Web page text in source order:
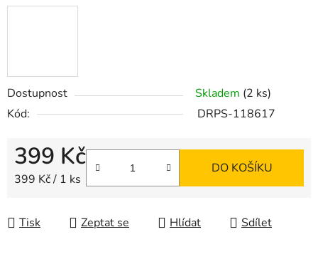
Dostupnost Skladem (2 ks)
Kód:
DRPS-118617
399 Kč
Měrná cena:
399 Kč / 1 ks
DO KOŠÍKU
Tisk Zeptat se Hlídat Sdílet